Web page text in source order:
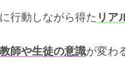
行動しながら得た リア
教師や生徒の意識が変わ